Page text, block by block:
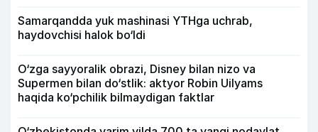
Samarqandda yuk mashinasi YTHga uchrab,
haydovchisi halok bo‘ldi
O‘zga sayyoralik obrazi, Disney bilan nizo va
Supermen bilan do‘stlik: aktyor Robin Uilyams
haqida ko‘pchilik bilmaydigan faktlar